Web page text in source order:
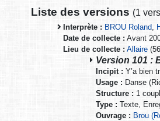
Liste des versions (1
Interprète : BROU Roland,
Date de collecte : Avant
Lieu de collecte : Allaire
Version 101 :
Incipit : Y’a bien
Usage : Danse
Structure : 1
Type : Texte,
Ouvrage : Brou